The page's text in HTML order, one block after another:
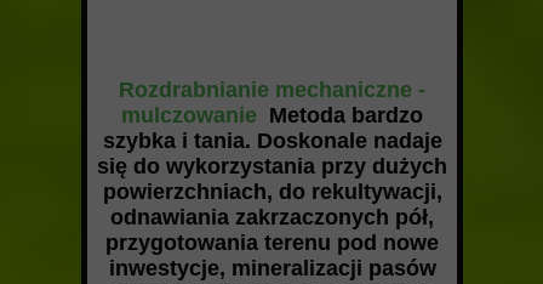
Rozdrabnianie mechaniczne -
mulczowanie Metoda bardzo
szybka i tania. Doskonale nadaje
się do wykorzystania przy dużych
powierzchniach, do rekultywacji,
odnawiania zakrzaczonych pół,
przygotowania terenu pod nowe
inwestycje, mineralizacji pasów